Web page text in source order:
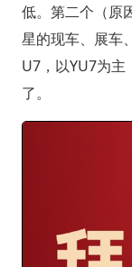
低。第二个（原
星的现车、展车
U7，以YU7为
了。